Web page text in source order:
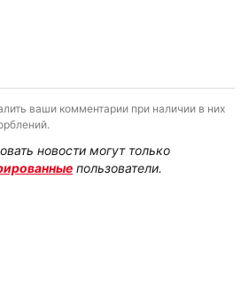
ваши комментарии при наличии в них
новости могут только
пользователи.